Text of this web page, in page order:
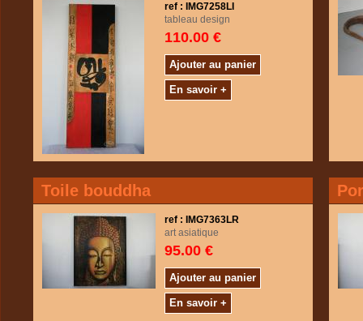
ref : IMG7258LI
tableau design
110.00 €
Ajouter au panier
En savoir +
Toile bouddha
ref : IMG7363LR
art asiatique
95.00 €
Ajouter au panier
En savoir +